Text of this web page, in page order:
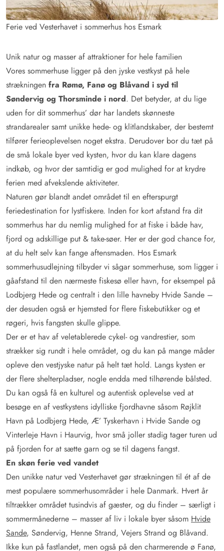
Ferie ved Vesterhavet i sommerhus hos Esmark
Unik natur og masser af attraktioner for hele familien
Vores sommerhuse ligger på den jyske vestkyst på hele
strækningen fra Rømø, Fanø og Blåvand i syd til
Søndervig og Thorsminde i nord. Det betyder, at du lige
uden for dit sommerhus’ dør har landets skønneste
strandarealer samt unikke hede- og klitlandskaber, der bestemt
tilfører ferieoplevelsen noget ekstra. Derudover bor du tæt på
de små lokale byer ved kysten, hvor du kan klare dagens
indkøb, og hvor der samtidig er god mulighed for at krydre
ferien med afvekslende aktiviteter.
Naturen gør blandt andet området til en efterspurgt
feriedestination for lystfiskere. Inden for kort afstand fra dit
sommerhus har du nemlig mulighed for at fiske i både hav,
fjord og adskillige put & take-søer. Her er der god chance for,
at du helt selv kan fange aftensmaden. Hos Esmark
sommerhusudlejning tilbyder vi sågar sommerhuse, som ligger i
gåafstand til den nærmeste fiskesø eller havn, for eksempel på
Lodbjerg Hede og centralt i den lille havneby Hvide Sande –
der desuden også er hjemsted for flere fiskebutikker og et
røgeri, hvis fangsten skulle glippe.
Der er et hav af veletablerede cykel- og vandrestier, som
strækker sig rundt i hele området, og du kan på mange måder
opleve den vestjyske natur på helt tæt hold. Langs kysten er
der flere shelterpladser, nogle endda med tilhørende bålsted.
Du kan også få en kulturel og autentisk oplevelse ved at
besøge en af vestkystens idylliske fjordhavne såsom Røjklit
Havn på Lodbjerg Hede, Æ’ Tyskerhavn i Hvide Sande og
Vinterleje Havn i Haurvig, hvor små joller stadig tager turen ud
på fjorden for at sætte garn og se til dagens fangst.
En skøn ferie ved vandet
Den unikke natur ved Vesterhavet gør strækningen til ét af de
mest populære sommerhusområder i hele Danmark. Hvert år
tiltrækker området tusindvis af gæster, og du finder – særligt i
sommermånederne – masser af liv i lokale byer såsom Hvide
Sande, Søndervig, Henne Strand, Vejers Strand og Blåvand.
Ikke kun på fastlandet, men også på den charmerende ø Fanø,